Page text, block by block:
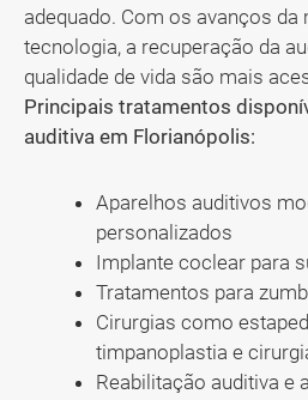
adequado. Com os avanços da
tecnologia, a recuperação da
qualidade de vida são mais
Principais tratamentos
auditiva em Florianópolis:
Aparelhos auditivos
personalizados
Implante coclear para
Tratamentos para
Cirurgias como
timpanoplastia e
Reabilitação auditiva e